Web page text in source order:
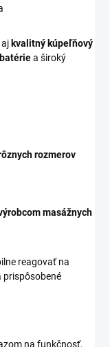
kvalitný kúpeľňový
a široký
rozmerov
masážnych
reagovať na
prispôsobené
na funkčnosť,